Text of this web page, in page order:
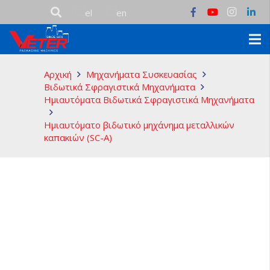
Αρχική
Μηχανήματα Συσκευασίας
Βιδωτικά Σφραγιστικά Μηχανήματα
Ημιαυτόματα Βιδωτικά Σφραγιστικά Μηχανήματα
Ημιαυτόματο βιδωτικό μηχάνημα μεταλλικών
καπακιών (SC-Α)